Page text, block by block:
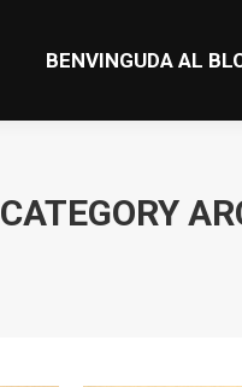
BENVINGUDA AL
CATEGORY